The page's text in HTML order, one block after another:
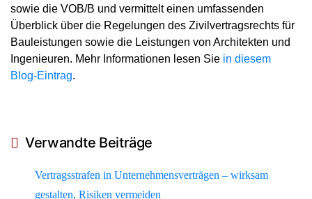
sowie die VOB/B und vermittelt einen umfassenden
Überblick über die Regelungen des Zivilvertragsrechts für
Bauleistungen sowie die Leistungen von Architekten und
Ingenieuren. Mehr Informationen lesen Sie in diesem
Blog-Eintrag.
Verwandte Beiträge
Vertragsstrafen in Unternehmensverträgen – wirksam
gestalten, Risiken vermeiden